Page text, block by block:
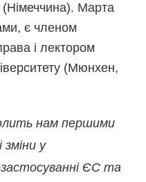
(Німеччина). Марта
є членом
і лектором
(Мюнхен,
нам першими
зміни у
ЄС та